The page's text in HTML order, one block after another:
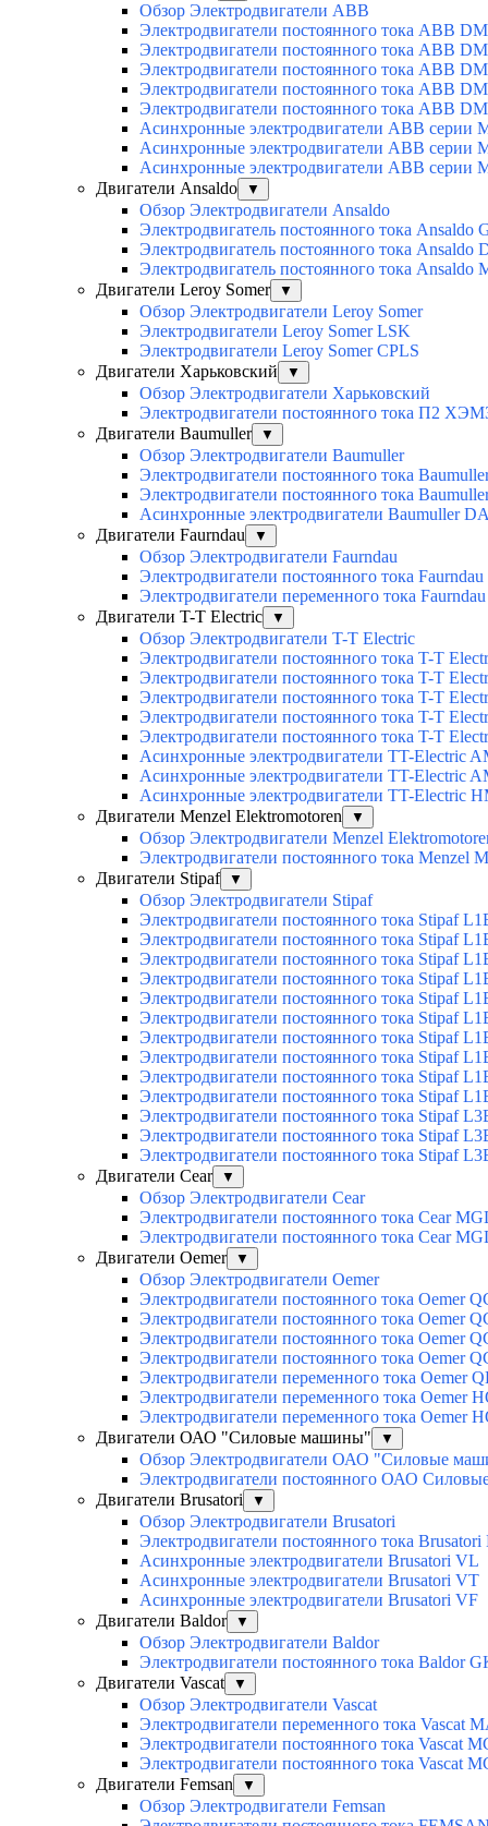
Обзор Электродвигатели ABB
Электродвигатели постоянного тока ABB
Электродвигатели постоянного тока ABB
Электродвигатели постоянного тока ABB
Электродвигатели постоянного тока ABB
Электродвигатели постоянного тока ABB
Асинхронные электродвигатели ABB серии
Асинхронные электродвигатели ABB серии
Асинхронные электродвигатели ABB серии
Двигатели Ansaldo
▼
Обзор Электродвигатели Ansaldo
Электродвигатель постоянного тока Ansaldo
Электродвигатель постоянного тока Ansaldo
Электродвигатель постоянного тока Ansaldo
Двигатели Leroy Somer
▼
Обзор Электродвигатели Leroy Somer
Электродвигатели Leroy Somer LSK
Электродвигатели Leroy Somer CPLS
Двигатели Харьковский
▼
Обзор Электродвигатели Харьковский
Электродвигатели постоянного тока П2
Двигатели Baumuller
▼
Обзор Электродвигатели Baumuller
Электродвигатели постоянного тока
Электродвигатели постоянного тока
Асинхронные электродвигатели Baumuller
Двигатели Faurndau
▼
Обзор Электродвигатели Faurndau
Электродвигатели постоянного тока Faurndau
Электродвигатели переменного тока
Двигатели T-T Electric
▼
Обзор Электродвигатели T-T Electric
Электродвигатели постоянного тока T-T
Электродвигатели постоянного тока T-T
Электродвигатели постоянного тока T-T
Электродвигатели постоянного тока T-T
Электродвигатели постоянного тока T-T
Асинхронные электродвигатели TT-Electric
Асинхронные электродвигатели TT-Electric
Асинхронные электродвигатели TT-Electric
Двигатели Menzel Elektromotoren
▼
Обзор Электродвигатели Menzel
Электродвигатели постоянного тока Menzel
Двигатели Stipaf
▼
Обзор Электродвигатели Stipaf
Электродвигатели постоянного тока Stipaf
Электродвигатели постоянного тока Stipaf
Электродвигатели постоянного тока Stipaf
Электродвигатели постоянного тока Stipaf
Электродвигатели постоянного тока Stipaf
Электродвигатели постоянного тока Stipaf
Электродвигатели постоянного тока Stipaf
Электродвигатели постоянного тока Stipaf
Электродвигатели постоянного тока Stipaf
Электродвигатели постоянного тока Stipaf
Электродвигатели постоянного тока Stipaf
Электродвигатели постоянного тока Stipaf
Электродвигатели постоянного тока Stipaf
Двигатели Cear
▼
Обзор Электродвигатели Cear
Электродвигатели постоянного тока Cear
Электродвигатели постоянного тока Cear
Двигатели Oemer
▼
Обзор Электродвигатели Oemer
Электродвигатели постоянного тока Oemer
Электродвигатели постоянного тока Oemer
Электродвигатели постоянного тока Oemer
Электродвигатели постоянного тока Oemer
Электродвигатели переменного тока Oemer
Электродвигатели переменного тока Oemer
Электродвигатели переменного тока Oemer
Двигатели ОАО "Силовые машины"
▼
Обзор Электродвигатели ОАО "Силовые
Электродвигатели постоянного ОАО
Двигатели Brusatori
▼
Обзор Электродвигатели Brusatori
Электродвигатели постоянного тока
Асинхронные электродвигатели Brusatori VL
Асинхронные электродвигатели Brusatori VT
Асинхронные электродвигатели Brusatori VF
Двигатели Baldor
▼
Обзор Электродвигатели Baldor
Электродвигатели постоянного тока Baldor
Двигатели Vascat
▼
Обзор Электродвигатели Vascat
Электродвигатели переменного тока Vascat
Электродвигатели постоянного тока Vascat
Электродвигатели постоянного тока Vascat
Двигатели Femsan
▼
Обзор Электродвигатели Femsan